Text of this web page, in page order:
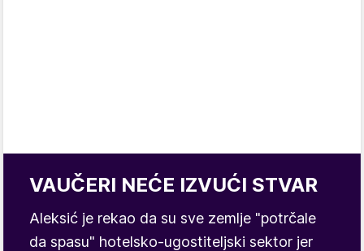
VAUČERI NEĆE IZVUĆI STVAR
Aleksić je rekao da su sve zemlje "potrčale
da spasu" hotelsko-ugostiteljski sektor jer